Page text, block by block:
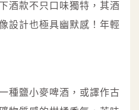
酒款不只口味獨特，其酒
設計也極具幽默感！年輕
種鹽小麥啤酒，或譯作古